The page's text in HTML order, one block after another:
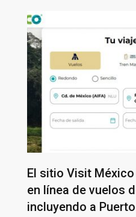
El sitio Visit
en línea de vuelos
incluyendo a